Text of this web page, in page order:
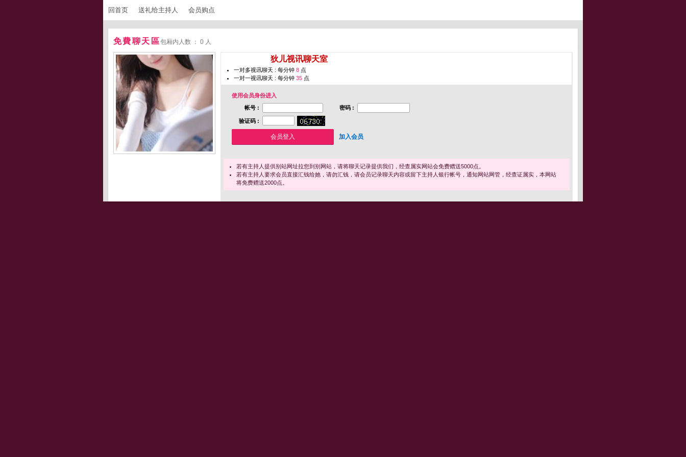
回首页 送礼给主持人 会员购点
免費聊天區包厢内人数 ： 0 人
狄儿视讯聊天室
一对多视讯聊天 : 每分钟 8 点
一对一视讯聊天 : 每分钟 35 点
使用会员身份进入
帐号 :
密码 :
验证码 :
加入会员
若有主持人提供别站网址拉您到别网站，请将聊天记录提供我们，经查属实网站会免费赠送5000点。
若有主持人要求会员直接汇钱给她，请勿汇钱，请会员记录聊天内容或留下主持人银行帐号，通知网站网管，经查证属实，本网站
将免费赠送2000点。